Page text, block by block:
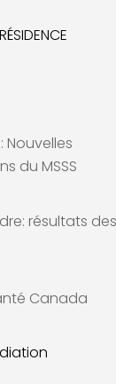
Nouvelles
du MSSS
résultats des
Canada